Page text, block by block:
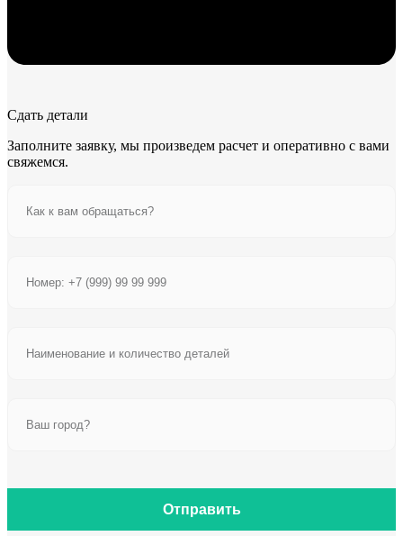
Сдать детали
Заполните заявку, мы произведем расчет и оперативно с вами
свяжемся.
Отправить